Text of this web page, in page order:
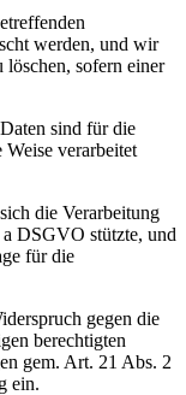
werden, und wir
sofern einer
sind für die
verarbeitet
die Verarbeitung
DSGVO stützte, und
für die
gegen die
berechtigten
gem. Art. 21 Abs. 2
ein.